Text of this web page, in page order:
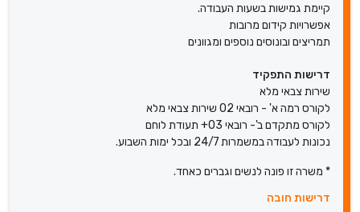
קיימת גמישות בשעות העבודה.
אפשרויות קידום מרובות
תמריצים ובונוסים נוספים ומגוונים
דרישות התפקיד
שירות צבאי מלא
לקורס רמה א' - רובאי 02 שירות צבאי מלא
לקורס מתקדם ב'- רובאי 03+ תעודת לוחם
נכונות לעבודה במשמרות 24/7 ובכל ימות השבוע.
* משרה זו פונה לנשים וגברים כאחד.
דרישות חובה